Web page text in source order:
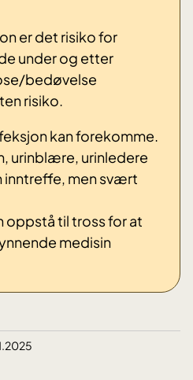
er det risiko for
under og etter
bedøvelse
risiko.
kan forekomme.
urinblære, urinledere
inntreffe, men svært
oppstå til tross for at
medisin